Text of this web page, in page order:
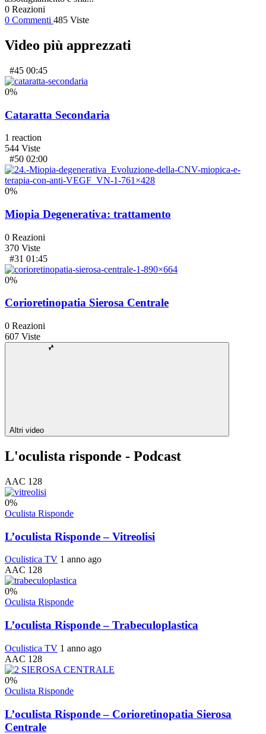
0 Reazioni
0 Commenti 485 Viste
Video più apprezzati
#45 00:45
0%
Cataratta Secondaria
1 reaction
544 Viste
#50 02:00
0%
Miopia Degenerativa: trattamento
0 Reazioni
370 Viste
#31 01:45
0%
Corioretinopatia Sierosa Centrale
0 Reazioni
607 Viste
Altri video
L'oculista risponde - Podcast
AAC 128
0%
Oculista Risponde
L’oculista Risponde – Vitreolisi
Oculistica TV 1 anno ago
AAC 128
0%
Oculista Risponde
L’oculista Risponde – Trabeculoplastica
Oculistica TV 1 anno ago
AAC 128
0%
Oculista Risponde
L’oculista Risponde – Corioretinopatia Sierosa
Centrale